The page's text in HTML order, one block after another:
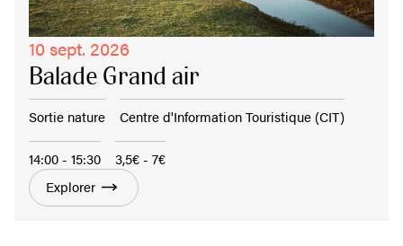
10 sept. 2026
Balade Grand air
Sortie nature Centre d'Information Touristique (CIT)
14:00 - 15:30
3,5€ - 7€
Explorer